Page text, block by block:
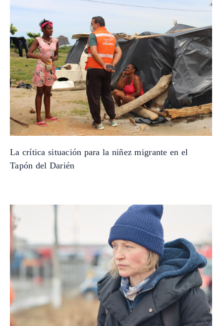
La crítica situación para la niñez migrante en el
Tapón del Darién